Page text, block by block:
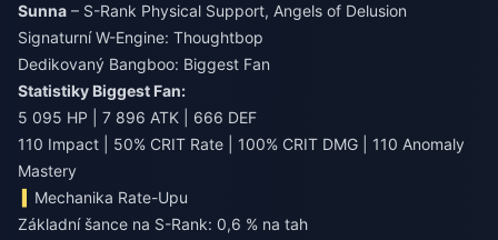
Sunna – S-Rank Physical Support, Angels of Delusion
Signaturní W-Engine: Thoughtbop
Dedikovaný Bangboo: Biggest Fan
Statistiky Biggest Fan:
5 095 HP | 7 896 ATK | 666 DEF
110 Impact | 50% CRIT Rate | 100% CRIT DMG | 110 Anomaly
Mastery
Mechanika Rate-Upu
Základní šance na S-Rank: 0,6 % na tah